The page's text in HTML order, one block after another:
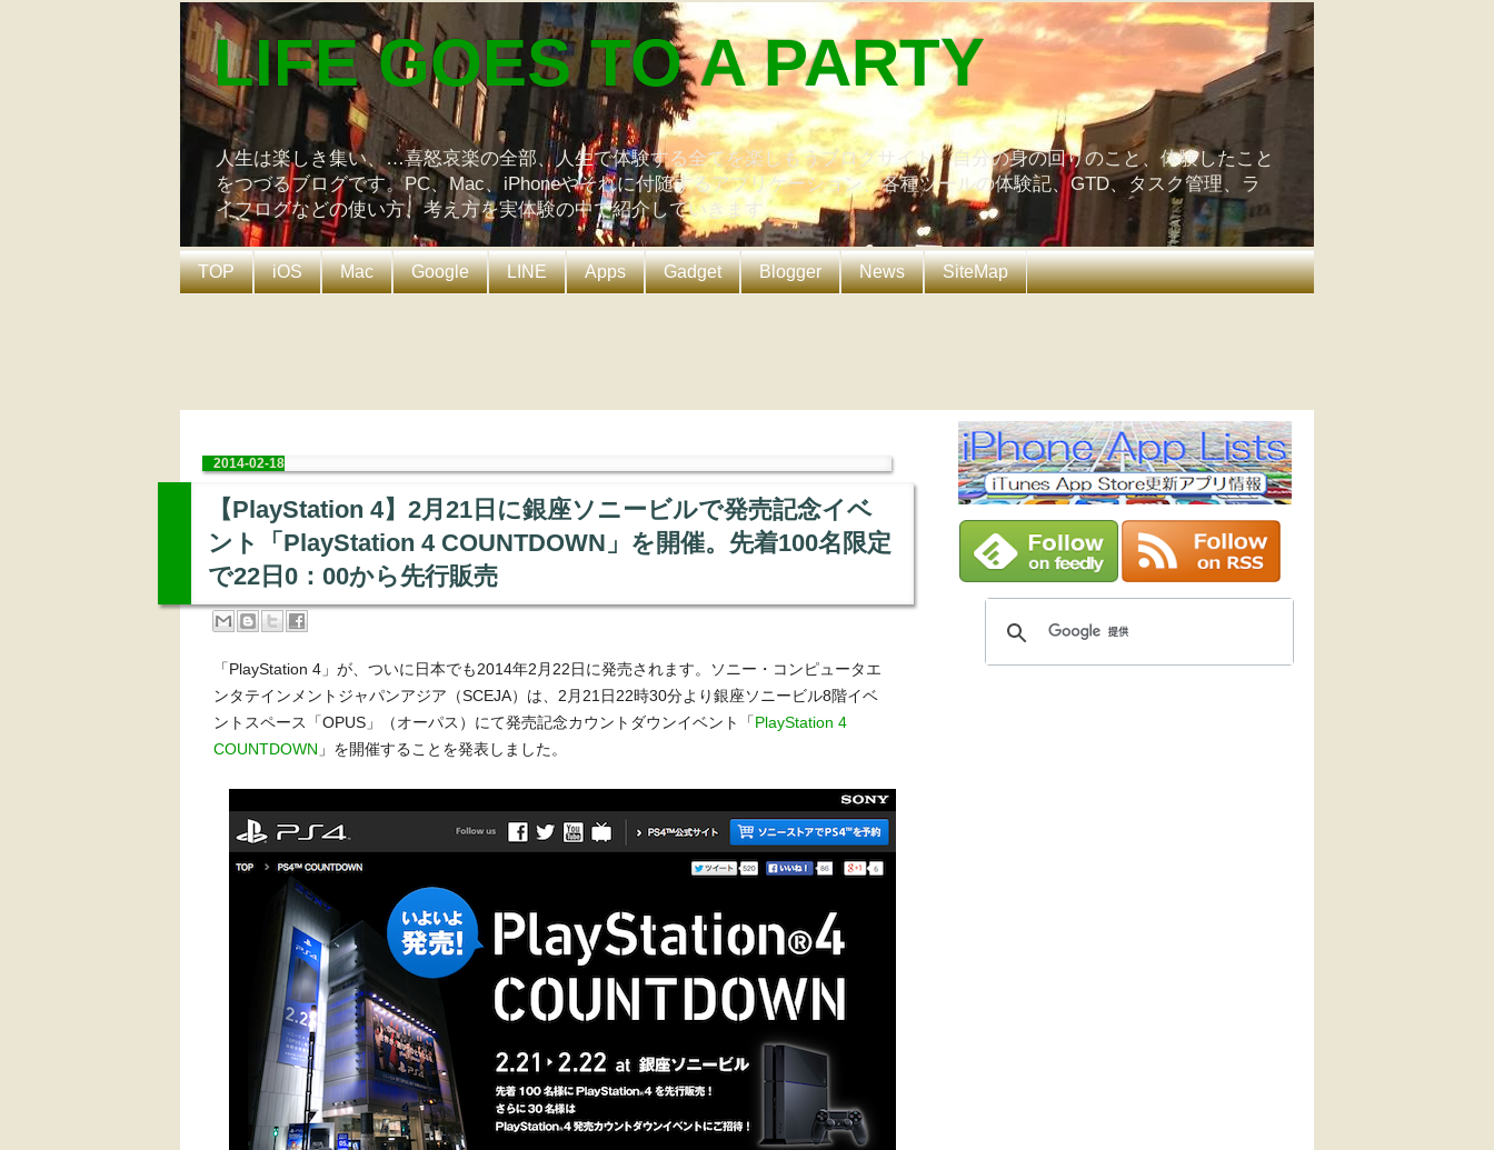
LIFE GOES TO A PARTY
人生は楽しき集い、…喜怒哀楽の全部、人生で体験する全てを楽しもうブログサイト。自分の身の回りのこと、体験したこと
をつづるブログです。PC、Mac、iPhoneやそれに付随するアプリケーション、各種ツールの体験記、GTD、タスク管理、ラ
イフログなどの使い方、考え方を実体験の中で紹介していきます。
TOP iOS Mac Google LINE Apps Gadget Blogger News SiteMap
2014-02-18
【PlayStation 4】2月21日に銀座ソニービルで発売記念イベ
ント「PlayStation 4 COUNTDOWN」を開催。先着100名限定
で22日0：00から先行販売
「PlayStation 4」が、ついに日本でも2014年2月22日に発売されます。ソニー・コンピュータエ
ンタテインメントジャパンアジア（SCEJA）は、2月21日22時30分より銀座ソニービル8階イベ
ントスペース「OPUS」（オーパス）にて発売記念カウントダウンイベント「PlayStation 4
COUNTDOWN 」を開催することを発表しました。